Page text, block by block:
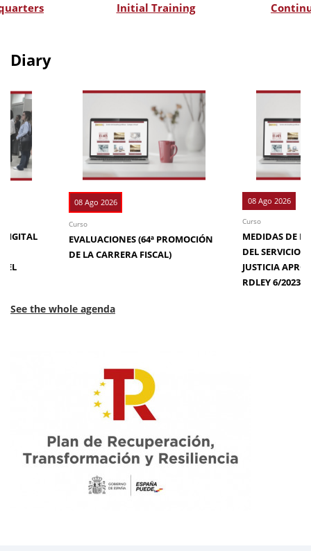
Initial Training
Diary
DIGITAL
EL
08 Ago 2026
Curso
EVALUACIONES (64ª PROMOCIÓN
DE LA CARRERA FISCAL)
08 Ago 2026
Curso
MEDIDAS DE
DEL SERVICIO
JUSTICIA
RDLEY 6/2023
See the whole agenda